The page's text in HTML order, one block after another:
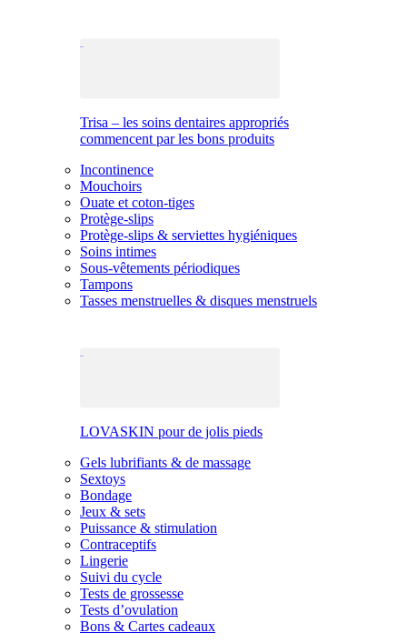
Trisa – les soins dentaires appropriés
commencent par les bons produits
Incontinence
Mouchoirs
Ouate et coton-tiges
Protège-slips
Protège-slips & serviettes hygiéniques
Soins intimes
Sous-vêtements périodiques
Tampons
Tasses menstruelles & disques menstruels
LOVASKIN pour de jolis pieds
Gels lubrifiants & de massage
Sextoys
Bondage
Jeux & sets
Puissance & stimulation
Contraceptifs
Lingerie
Suivi du cycle
Tests de grossesse
Tests d’ovulation
Bons & Cartes cadeaux